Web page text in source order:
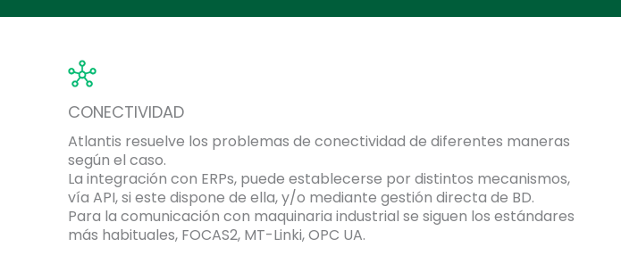
CONECTIVIDAD
Atlantis resuelve los problemas de conectividad de diferentes maneras
según el caso.
La integración con ERPs, puede establecerse por distintos mecanismos,
vía API, si este dispone de ella, y/o mediante gestión directa de BD.
Para la comunicación con maquinaria industrial se siguen los estándares
más habituales, FOCAS2, MT-Linki, OPC UA.